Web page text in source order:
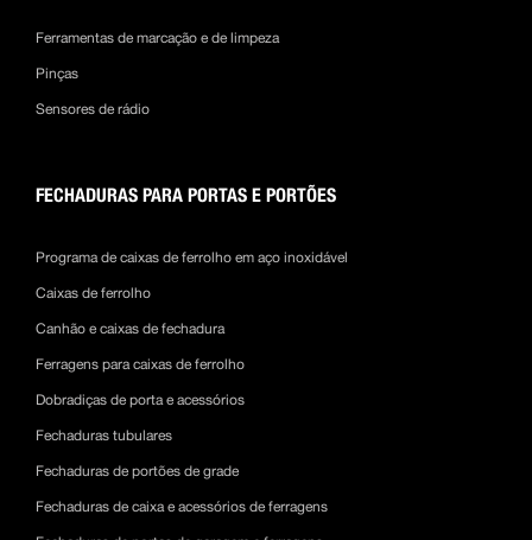
Ferramentas de marcação e de limpeza
Pinças
Sensores de rádio
FECHADURAS PARA PORTAS E PORTÕES
Programa de caixas de ferrolho em aço inoxidável
Caixas de ferrolho
Canhão e caixas de fechadura
Ferragens para caixas de ferrolho
Dobradiças de porta e acessórios
Fechaduras tubulares
Fechaduras de portões de grade
Fechaduras de caixa e acessórios de ferragens